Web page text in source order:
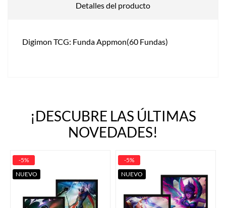
Detalles del producto
Digimon TCG: Funda Appmon(60 Fundas)
¡DESCUBRE LAS ÚLTIMAS
NOVEDADES!
-5%
NUEVO
-5%
NUEVO